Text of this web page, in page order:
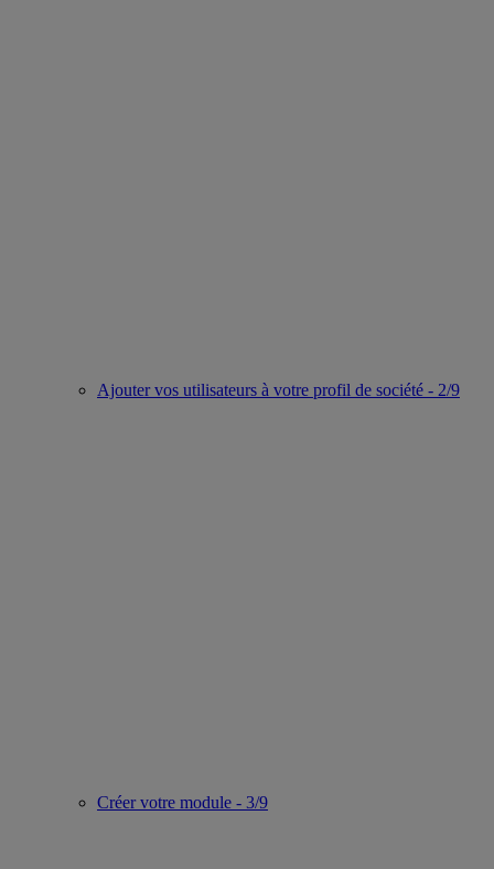
Ajouter vos utilisateurs à votre profil de société - 2/9
Créer votre module - 3/9